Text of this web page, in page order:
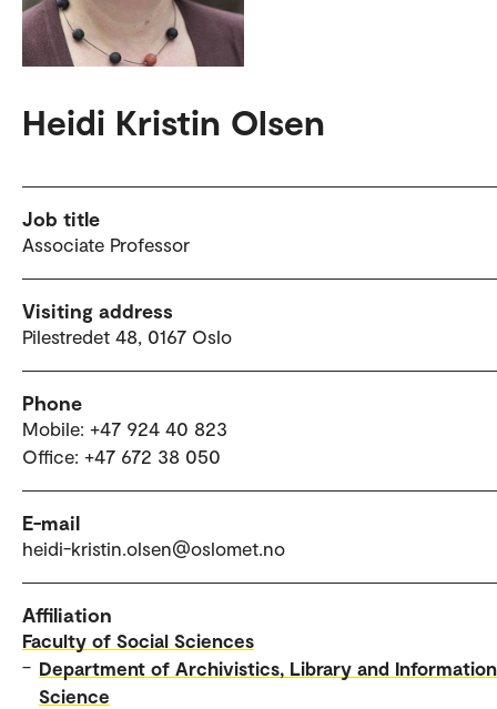
Heidi Kristin Olsen
Job title
Associate Professor
Visiting address
Pilestredet 48, 0167 Oslo
Phone
Mobile: +47 924 40 823
Office: +47 672 38 050
E-mail
heidi-kristin.olsen@oslomet.no
Affiliation
Faculty of Social Sciences
– Department of Archivistics, Library and Information
Science